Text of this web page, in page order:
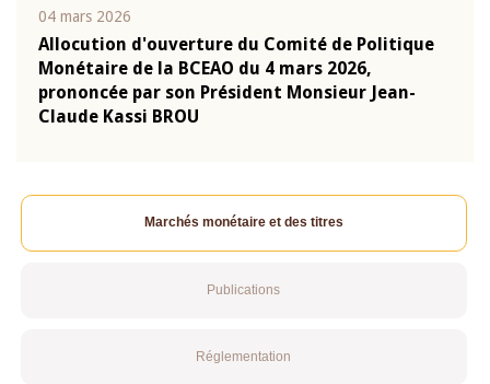
04 mars 2026
Allocution d'ouverture du Comité de Politique
Monétaire de la BCEAO du 4 mars 2026,
prononcée par son Président Monsieur Jean-
Claude Kassi BROU
Marchés monétaire et des titres
Publications
Réglementation